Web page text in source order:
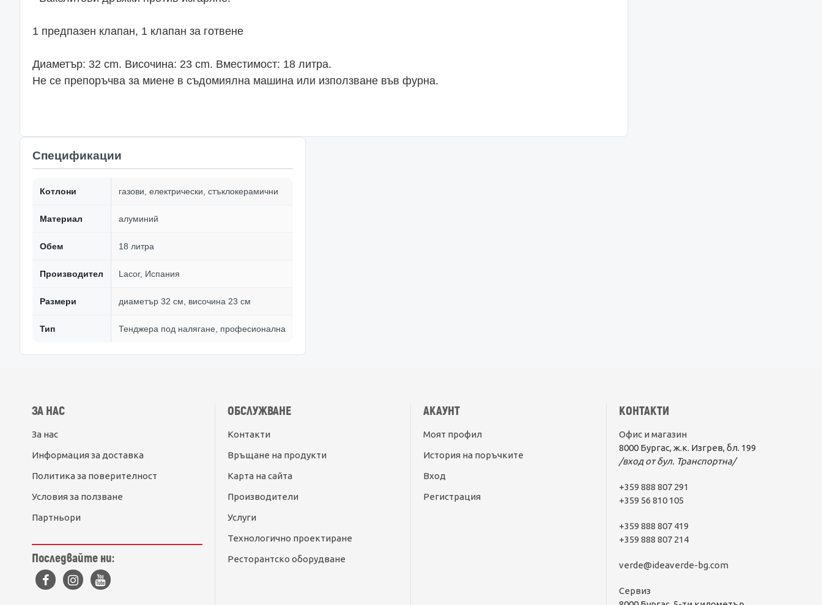
1 предпазен клапан, 1 клапан за готвене
Диаметър: 32 cm. Височина: 23 cm. Вместимост: 18 литра.
Не се препоръчва за миене в съдомиялна машина или използване във фурна.
Спецификации
Котлони газови, електрически, стъклокерамични
Материал алуминий
Обем 18 литра
Производител Lacor, Испания
Размери диаметър 32 см, височина 23 см
Тип Тенджера под налягане, професионална
ЗА НАС
За нас
Информация за доставка
Политика за поверителност
Условия за ползване
Партньори
Последвайте ни:
ОБСЛУЖВАНЕ
Контакти
Връщане на продукти
Карта на сайта
Производители
Услуги
Технологично проектиране
Ресторантско оборудване
АКАУНТ
Моят профил
История на поръчките
Вход
Регистрация
КОНТАКТИ
Офис и магазин
8000 Бургас, ж.к. Изгрев, бл. 199
/вход от бул. Транспортна/
+359 888 807 291
+359 56 810 105
+359 888 807 419
+359 888 807 214
verde@ideaverde-bg.com
Сервиз